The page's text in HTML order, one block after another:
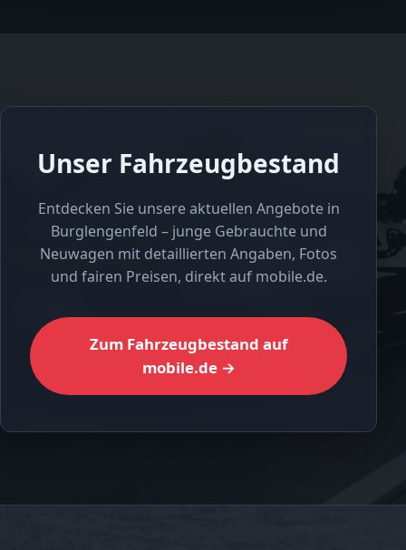
Unser Fahrzeugbestand
Entdecken Sie unsere aktuellen Angebote in
Burglengenfeld – junge Gebrauchte und
Neuwagen mit detaillierten Angaben, Fotos
und fairen Preisen, direkt auf mobile.de.
Zum Fahrzeugbestand auf
mobile.de →